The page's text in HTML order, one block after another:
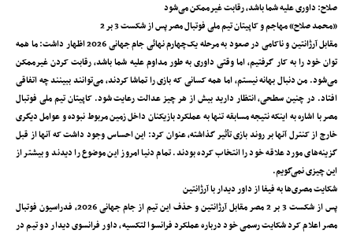
صلاح: داوری علیه شما باشد، رقابت غیرممکن می‌شود
«محمد صلاح» مهاجم و کاپیتان تیم ملی فوتبال مصر پس از شکست 3 بر 2
مقابل آرژانتین و ناکامی در صعود به مرحله یک‌چهارم نهائی جام جهانی 2026 اظهار داشت: ما همه
توان خود را به کار گرفتیم، اما وقتی داوری به طور مداوم علیه شما باشد، رقابت کردن غیرممکن
می‌شود. من دنبال بهانه نیستم، اما همه کسانی که بازی را تماشا کردند، می‌توانند ببینند چه اتفاقی
افتاد. در چنین سطحی، انتظار دارید بیش از هر چیز عدالت رعایت شود. کاپیتان تیم ملی فوتبال
مصر با اشاره به اینکه نتیجه مسابقه تنها به عملکرد بازیکنان داخل زمین مربوط نبوده و عوامل دیگری
خارج از کنترل آنها بر روند بازی تأثیر گذاشته، عنوان کرد: این احساس وجود داشت که آنها از قبل
گزینه‌های مورد علاقه خود را انتخاب کرده بودند. تمام دنیا امروز این موضوع را دیدند و بیشتر از
این چیزی نمی‌گویم.
شکایت مصری‌ها به فیفا از داور دیدار با آرژانتین
پس از شکست 3 بر 2 مصر مقابل آرژانتین و حذف این تیم از جام جهانی 2026، فدراسیون فوتبال
مصر اعلام کرد شکایت رسمی خود درباره عملکرد فرانسوا لتکسیه، داور فرانسوی دیدار دو تیم در